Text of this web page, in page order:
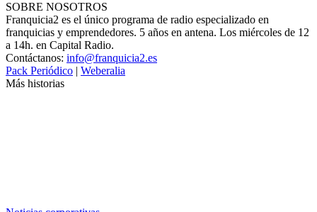
SOBRE NOSOTROS
Franquicia2 es el único programa de radio especializado en
franquicias y emprendedores. 5 años en antena. Los miércoles de 12
a 14h. en Capital Radio.
Contáctanos: info@franquicia2.es
Pack Periódico | Weberalia
Más historias